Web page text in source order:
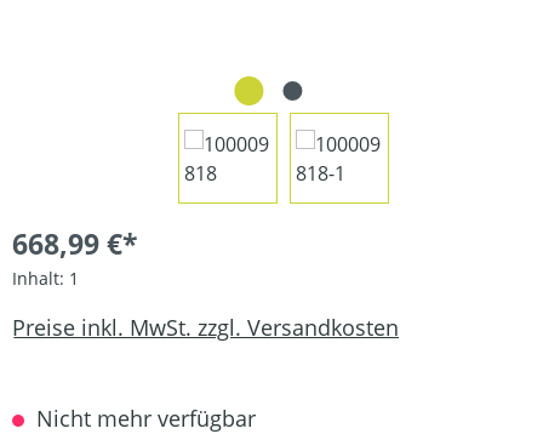
668,99 €*
Inhalt: 1
Preise inkl. MwSt. zzgl. Versandkosten
Nicht mehr verfügbar